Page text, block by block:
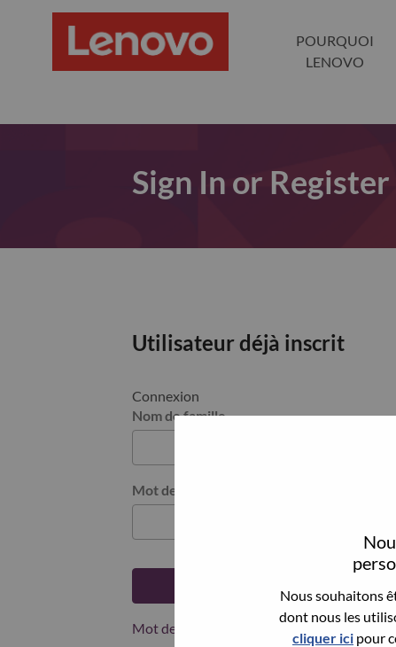
Nous souhaitons
dont nous les
cliquer ici pour
POURQUOI
LENOVO
Sign In or
Utilisateur déjà inscrit
Connexion
Nom de famille
Mot de passe
Mot de passe oublié ?